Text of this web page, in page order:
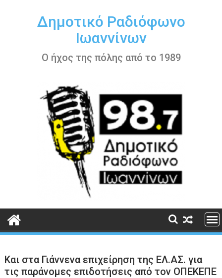
περιεχόμενοΔημοτικό Ραδιόφωνο
Ιωαννίνων
Ο ήχος της πόλης από το 1989
Και στα Γιάννενα επιχείρηση της ΕΛ.ΑΣ. για
τις παράνομες επιδοτήσεις από τον ΟΠΕΚΕΠΕ